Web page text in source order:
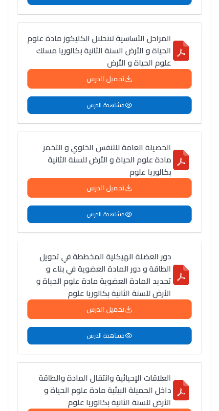
المراحل الأساسية لانحلال الكليكوز مادة علوم
الحياة و الأرض السنة الثانية بكالوريا مسلك
علوم الحياة و الأرض
تحميل الدرس
مشاهدة الدرس
الحصيلة العامة للتنفس الخلوي و التخمر
مادة علوم الحياة و الأرض للسنة الثانية
بكالوريا علوم
تحميل الدرس
مشاهدة الدرس
دور العضلة الهيكلية المخططة في تحويل
الطاقة و دور المادة العضوية في بناء و
تجديد المادة العضوية مادة علوم الحياة و
الأرض للسنة الثانية بكالوريا علوم
تحميل الدرس
مشاهدة الدرس
العلاقات الإحيائية وانتقال المادة والطاقة
داخل الحميلة البيئية مادة علوم الحياة و
الأرض للسنة الثانية بكالوريا علوم